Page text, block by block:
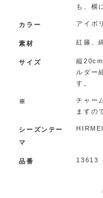
も、横
カラー アイボ
素材 紅籐、
サイズ
縦
ルダー
す。
※
チャー
ますの
シーズンテー
マ
品番 13613